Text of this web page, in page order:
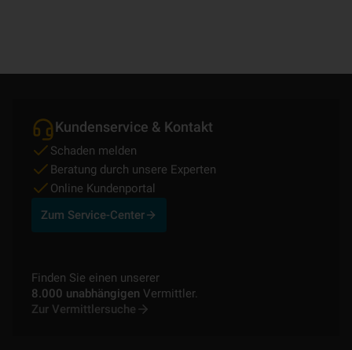
Kundenservice & Kontakt
Schaden melden
Beratung durch unsere Experten
Online Kundenportal
Zum Service-Center
Finden Sie einen unserer
8.000 unabhängigen Vermittler.
Zur Vermittlersuche